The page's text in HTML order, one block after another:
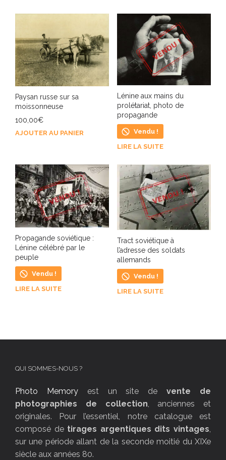
Paysan russe sur sa
moissonneuse
100,00€
AJOUTER AU PANIER
Lénine aux mains du
prolétariat, photo de
propagande
Vendu !
LIRE LA SUITE
Propagande soviétique :
Lénine célébré par le
peuple
Vendu !
LIRE LA SUITE
Tract soviétique à
l’adresse des soldats
allemands
Vendu !
LIRE LA SUITE
QUI SOMMES-NOUS ?
Photo Memoryest un site devente de
photographies de collection, anciennes et
originales. Pour l’essentiel, notre catalogue est
composé de tirages argentiques dits vintages,
sur une période allant de la seconde moitié du XIXe
siècle aux années 80.